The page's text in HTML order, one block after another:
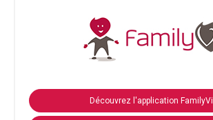
Découvrez l'application FamilyVi